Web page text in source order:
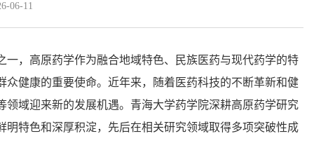
06-11
，高原药学作为融合地域特色、民族医药与现代药学的特
健康的重要使命。近年来，随着医药科技的不断革新和健
域迎来新的发展机遇。青海大学药学院深耕高原药学研究
特色和深厚积淀，先后在相关研究领域取得多项突破性成